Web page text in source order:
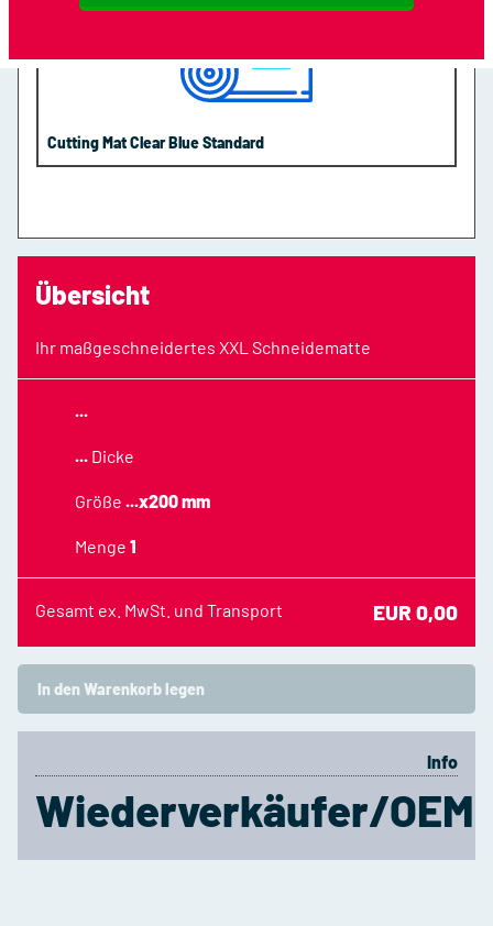
Cutting Mat Clear Blue Standard
Übersicht
Ihr maßgeschneidertes XXL Schneidematte
...
... Dicke
Größe ...x200 mm
Menge 1
Gesamt ex. MwSt. und Transport EUR 0,00
In den Warenkorb legen
Info
Wiederverkäufer/OEM